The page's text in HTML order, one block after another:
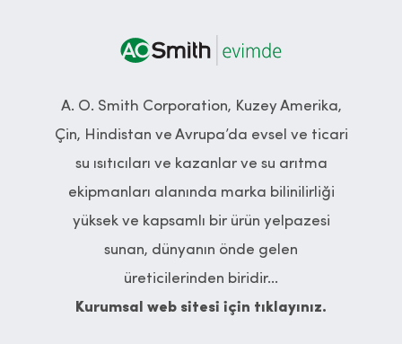
A. O. Smith Corporation, Kuzey Amerika,
Çin, Hindistan ve Avrupa’da evsel ve ticari
su ısıtıcıları ve kazanlar ve su arıtma
ekipmanları alanında marka bilinilirliği
yüksek ve kapsamlı bir ürün yelpazesi
sunan, dünyanın önde gelen
üreticilerinden biridir...
Kurumsal web sitesi için tıklayınız.